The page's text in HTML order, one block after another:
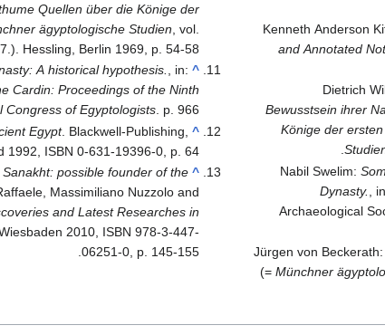
Kenneth Anderson
and Annotated
Dietrich
Bewusstsein ihrer
Könige der
Nabil Swelim:
Dynasty.
,
Archaeological
Jürgen von
(=Münchner
Quellen über die Könige der
ägyptologische Studien , vol.
Hessling, Berlin 1969, p. 54-58.
^
A historical hypothesis., in:
Cardin: Proceedings of the Ninth
Congress of Egyptologists
. p. 966
^
Egypt. Blackwell-Publishing,
1992, ISBN 0-631-19396-0, p. 64.
^
possible founder of the
Massimiliano Nuzzolo and
and Latest Researches in
2010, ISBN 978-3-447-
06251-0, p. 145-155.